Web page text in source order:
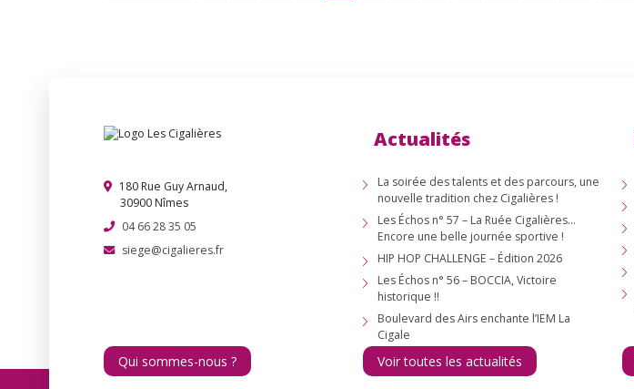
180 Rue Guy Arnaud,
30900 Nîmes
04 66 28 35 05
siege@cigalieres.fr
Actualités
La soirée des talents et des parcours, une
nouvelle tradition chez Cigalières !
Les Échos n° 57 – La Ruée Cigalières…
Encore une belle journée sportive !
HIP HOP CHALLENGE – Édition 2026
Les Échos n° 56 – BOCCIA, Victoire
historique !!
Boulevard des Airs enchante l’IEM La
Cigale
Qui sommes-nous ? Voir toutes les actualités